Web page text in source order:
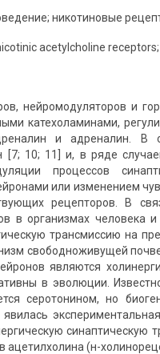
никотиновые
acetylcholine
нейромодуляторов и
катехоламинами,
и адреналин. В
[7; 10; 11] и, в ряде
процессов
или изменением
рецепторов. В
в организмах
трансмиссию на
свободноживущей
являются
в эволюции.
серотонином, но
синаптическую
ацетилхолина (н-